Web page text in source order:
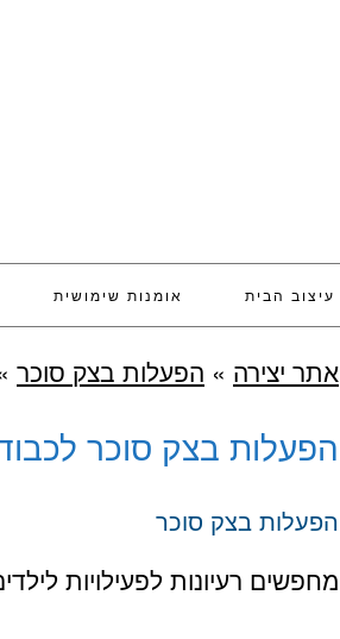
עיצוב הבית אומנות שימושית
אתר יצירה » הפעלות בצק סוכר
הפעלות בצק סוכר
הפעלות בצק סוכר
מחפשים רעיונות לפעילויות